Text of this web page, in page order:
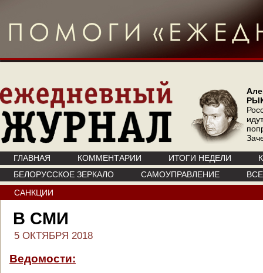
ГЛАВНАЯ КОММЕНТАРИИ ИТОГИ НЕДЕЛИ
БЕЛОРУССКОЕ ЗЕРКАЛО
САМОУПРАВЛЕНИЕ
САНКЦИИ
В СМИ
5 ОКТЯБРЯ 2018
Ведомости: